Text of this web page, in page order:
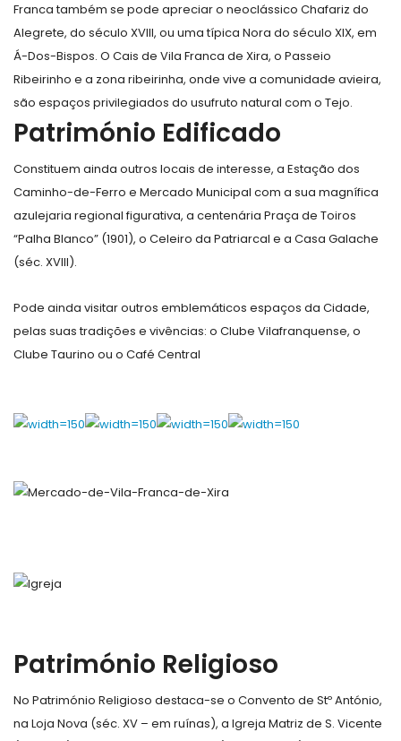
Franca também se pode apreciar o neoclássico Chafariz do
Alegrete, do século XVIII, ou uma típica Nora do século XIX, em
Á-Dos-Bispos. O Cais de Vila Franca de Xira, o Passeio
Ribeirinho e a zona ribeirinha, onde vive a comunidade avieira,
são espaços privilegiados do usufruto natural com o Tejo.
Património Edificado
Constituem ainda outros locais de interesse, a Estação dos
Caminho-de-Ferro e Mercado Municipal com a sua magnífica
azulejaria regional figurativa, a centenária Praça de Toiros
“Palha Blanco” (1901), o Celeiro da Patriarcal e a Casa Galache
(séc. XVIII).
Pode ainda visitar outros emblemáticos espaços da Cidade,
pelas suas tradições e vivências: o Clube Vilafranquense, o
Clube Taurino ou o Café Central
Património Religioso
No Património Religioso destaca-se o Convento de Stº António,
na Loja Nova (séc. XV – em ruínas), a Igreja Matriz de S. Vicente